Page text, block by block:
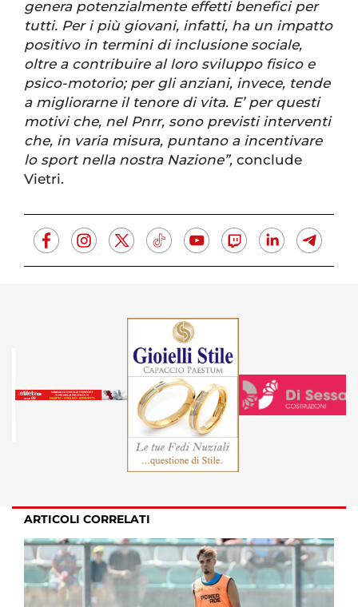
genera potenzialmente effetti benefici per
tutti. Per i più giovani, infatti, ha un impatto
positivo in termini di inclusione sociale,
oltre a contribuire al loro sviluppo fisico e
psico-motorio; per gli anziani, invece, tende
a migliorarne il tenore di vita. E’ per questi
motivi che, nel Pnrr, sono previsti interventi
che, in varia misura, puntano a incentivare
lo sport nella nostra Nazione”, conclude
Vietri.
ARTICOLI CORRELATI